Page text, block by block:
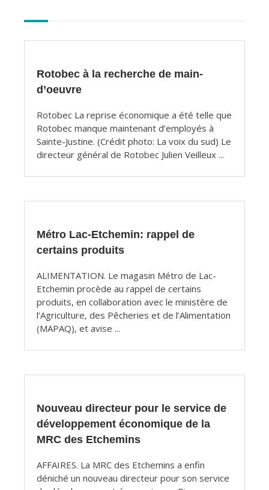
articles
Rotobec à la recherche de main-
d’oeuvre
Rotobec La reprise économique a été telle que
Rotobec manque maintenant d’employés à
Sainte-Justine. (Crédit photo: La voix du sud) Le
directeur général de Rotobec Julien Veilleux ...
Métro Lac-Etchemin: rappel de
certains produits
ALIMENTATION. Le magasin Métro de Lac-
Etchemin procède au rappel de certains
produits, en collaboration avec le ministère de
l’Agriculture, des Pêcheries et de l’Alimentation
(MAPAQ), et avise ...
Nouveau directeur pour le service de
développement économique de la
MRC des Etchemins
AFFAIRES. La MRC des Etchemins a enfin
déniché un nouveau directeur pour son service